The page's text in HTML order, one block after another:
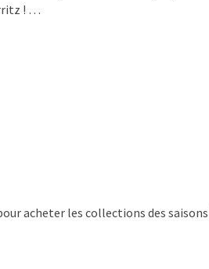
! …
acheter les collections des